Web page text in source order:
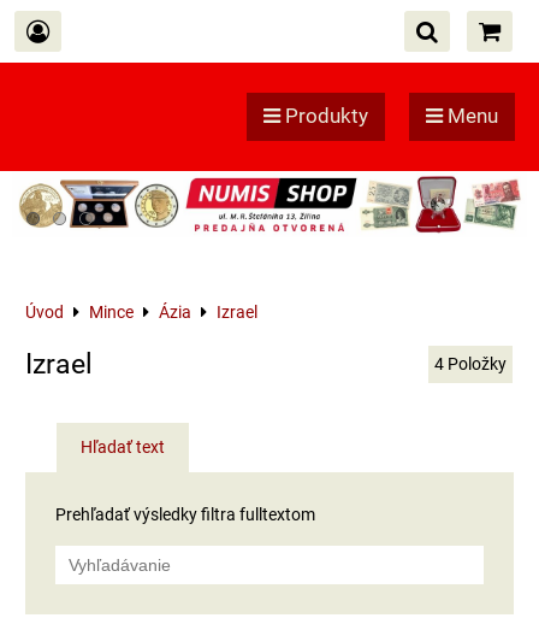
Produkty Menu
Úvod Mince Ázia Izrael
Izrael 4 Položky
Hľadať text
Prehľadať výsledky filtra fulltextom